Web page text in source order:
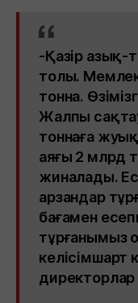
-Қазір азық-
толы.
тонна.
Жалпы
тоннаға
аяғы 2 млрд
жиналады.
арзандар
бағамен
тұрғанымыз
келісімшарт
директорлар